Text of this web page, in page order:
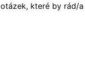
které by rád/